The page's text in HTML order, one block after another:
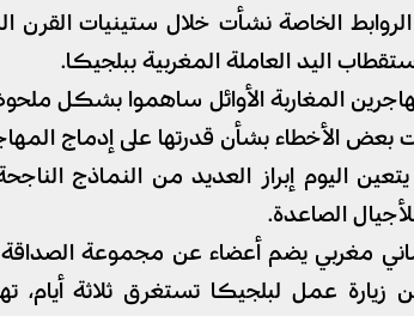
الخاصة نشأت خلال ستينيات القرن
اليد العاملة المغربية ببلجيكا.
المغاربة الأوائل ساهموا بشكل ملحوظ
بعض الأخطاء بشأن قدرتها على إدماج
اليوم إبراز العديد من النماذج
الصاعدة.
مغربي يضم أعضاء عن مجموعة الصداقة
زيارة عمل لبلجيكا تستغرق ثلاثة